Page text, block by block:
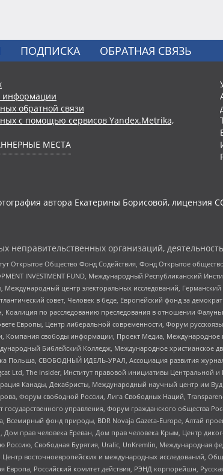
ПОДПИСКА ОБРАТНАЯ СВЯЗЬ
информации
обратной связи
с помощью сервисов Yandex.Metrika,
МЕСТА
автора Екатерины Борисовой, лицензия
организаций,
Открытое Общество Фонд Содействия, Фонд Открытое
INVESTMENT FUND, Международный Республиканский
Международный центр электоральных исследований,
совет, Человек в беде, Европейский фонд за
по расследованию преследования в отношении
Европы, Центр либеральной современности, Форум
свободы информации, Проект Медиа, Международное
Библейский Колледж, Международное христианское
Польша, СВОБОДНЫЙ ИДЕЛЬ-УРАЛ, Ассоциация развития
Ltd, The Insider, Институт правовой инициативы Центральной
Канады, Декабристы, Международный научный центр им
Форум свободной России, Лига Свободных Наций,
государственного управления, Форум гражданского
Всемирный фонд природы, BDR Novaja Gazeta-Europe, Алтай
прав человека Ереван, Дом прав человека Крым, Центр
Россию, Свободная Бурятия, Uralic, UnKremlin, Международная
восточноевропейских и международных исследований,
Европа, Российский комитет действия, РЭНД корпорейшн,